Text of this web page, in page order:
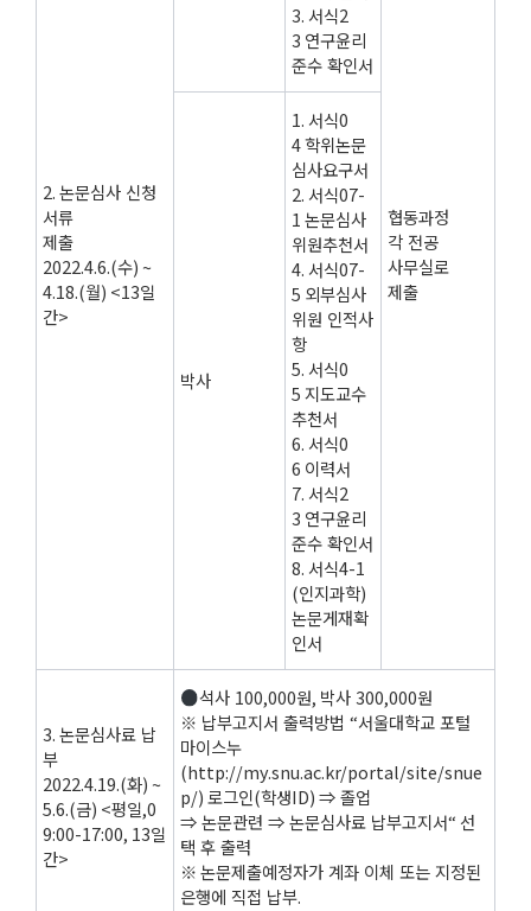
2.논문심사 신청
서류
제출
2022.4.6.(수) ~
4.18.(월) <13일
간>
3. 서식2
3 연구윤리
준수 확인서
협동과정
각 전공
사무실로
제출
박사
1. 서식0
4학위논문
심사요구서
2. 서식07-
1논문심사
위원추천서
4. 서식07-
5 외부심사
위원 인적사
항
5. 서식0
5지도교수
추천서
6. 서식0
6 이력서
7. 서식2
3 연구윤리
준수 확인서
8. 서식4-1
(인지과학)
논문게재확
인서
3.논문심사료 납
부
2022.4.19.(화) ~
5.6.(금) <평일,0
9:00-17:00, 13일
간>
석사 100,000원, 박사300,000원
※ 납부고지서 출력방법 “서울대학교 포털
마이스누
(http://my.snu.ac.kr/portal/site/snue
p/)로그인(학생ID)⇒ 졸업
⇒ 논문관련 ⇒ 논문심사료 납부고지서“ 선
택 후 출력
※논문제출예정자가 계좌 이체 또는 지정된
은행에 직접 납부.